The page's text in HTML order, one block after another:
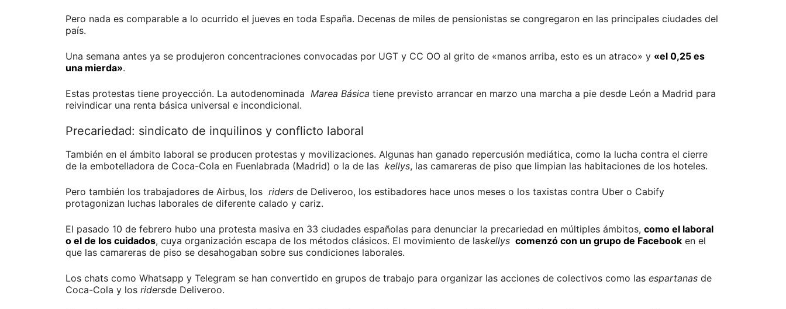
Pero nada es comparable a lo ocurrido el jueves en toda España. Decenas de miles de pensionistas se congregaron en las principales ciudades del
país.
Una semana antes ya se produjeron concentraciones convocadas por UGT y CC OO al grito de «manos arriba, esto es un atraco» y «el 0,25 es
una mierda».
Estas protestas tiene proyección. La autodenominada Marea Básica tiene previsto arrancar en marzo una marcha a pie desde León a Madrid para
reivindicar una renta básica universal e incondicional.
Precariedad: sindicato de inquilinos y conflicto laboral
También en el ámbito laboral se producen protestas y movilizaciones. Algunas han ganado repercusión mediática, como la lucha contra el cierre
de la embotelladora de Coca-Cola en Fuenlabrada (Madrid) o la de las kellys, las camareras de piso que limpian las habitaciones de los hoteles.
Pero también los trabajadores de Airbus, los riders de Deliveroo, los estibadores hace unos meses o los taxistas contra Uber o Cabify
protagonizan luchas laborales de diferente calado y cariz.
El pasado 10 de febrero hubo una protesta masiva en 33 ciudades españolas para denunciar la precariedad en múltiples ámbitos, como el laboral
o el de los cuidados, cuya organización escapa de los métodos clásicos. El movimiento de laskellys comenzó con un grupo de Facebook en el
que las camareras de piso se desahogaban sobre sus condiciones laborales.
Los chats como Whatsapp y Telegram se han convertido en grupos de trabajo para organizar las acciones de colectivos como las espartanas de
Coca-Cola y los ridersde Deliveroo.